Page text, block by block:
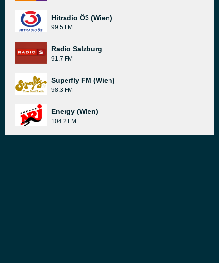
Hitradio Ö3 (Wien)
99.5 FM
Radio Salzburg
91.7 FM
Superfly FM (Wien)
98.3 FM
Energy (Wien)
104.2 FM